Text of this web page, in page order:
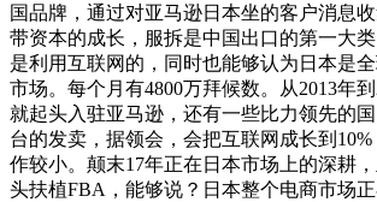
国品牌，通过对亚马逊日本坐的客户消息
带资本的成长，服拆是中国出口的第一大类
是利用互联网的，同时也能够认为日本是
市场。每个月有4800万拜候数。从2013年
就起头入驻亚马逊，还有一些比力领先的
台的发卖，据领会，会把互联网成长到
作较小。颠末17年正在日本市场上的深耕
头扶植FBA，能够说？日本整个电商市场